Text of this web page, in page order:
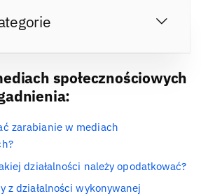
społecznościowych
zarabianie w mediach
działalności należy opodatkować?
z działalności wykonywanej